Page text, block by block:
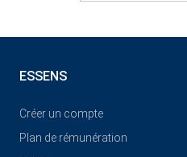
ESSENS
Créer un compte
Plan de rémunération